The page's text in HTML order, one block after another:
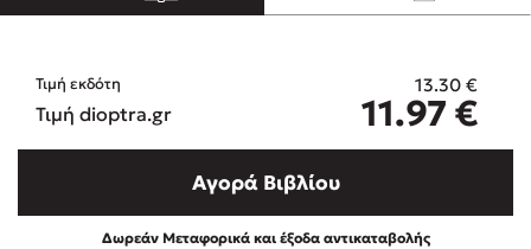
Πάνω, κάτω, μπροστά, πίσω
Τιμή εκδότη 13.30 €
Τιμή dioptra.gr 11.97 €
Αγορά Βιβλίου
Δωρεάν Μεταφορικά και έξοδα αντικαταβολής